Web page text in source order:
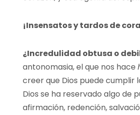
¡Insensatos y tardos de
¿Incredulidad obtusa o
antonomasia, el que nos hace
creer que Dios puede cumplir
Dios se ha reservado algo de
afirmación, redención,